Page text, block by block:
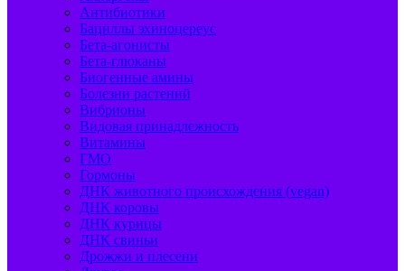
Антибиотики
Бациллы эхиноцереус
Бета-агонисты
Бета-глюканы
Биогенные амины
Болезни растений
Вибрионы
Видовая принадлежность
Витамины
ГМО
Гормоны
ДНК животного происхождения (vegan)
ДНК коровы
ДНК курицы
ДНК свиньи
Дрожжи и плесени